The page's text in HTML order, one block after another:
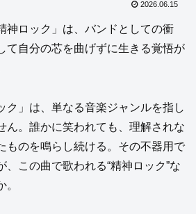
2026.06.15
神ロック」は、バンドとしての衝
て自分の芯を曲げずに生きる覚悟が
ク」は、単なる音楽ジャンルを指し
ん。誰かに笑われても、理解されな
ものを鳴らし続ける。その不器用で
、この曲で歌われる“精神ロック”な